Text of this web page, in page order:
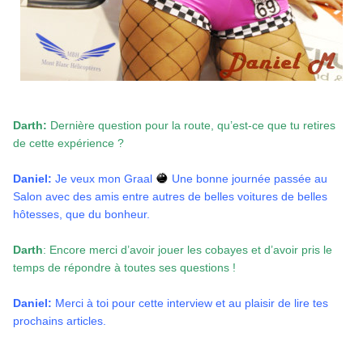
Darth: Dernière question pour la route, qu’est-ce que tu retires
de cette expérience ?
Daniel: Je veux mon Graal
Une bonne journée passée au
Salon avec des amis entre autres de belles voitures de belles
hôtesses, que du bonheur.
Darth: Encore merci d’avoir jouer les cobayes et d’avoir pris le
temps de répondre à toutes ses questions !
Daniel: Merci à toi pour cette interview et au plaisir de lire tes
prochains articles.